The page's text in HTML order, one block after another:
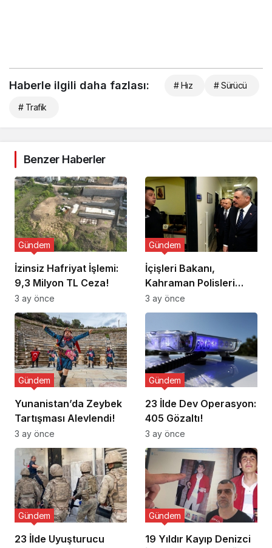
Haberle ilgili daha fazlası: # Hız # Sürücü
# Trafik
Benzer Haberler
İzinsiz Hafriyat İşlemi:
9,3 Milyon TL Ceza!
Gündem
3 ay önce
İçişleri Bakanı,
Kahraman Polisleri
Ziyaret Etti
Gündem
3 ay önce
Yunanistan’da Zeybek
Tartışması Alevlendi!
Gündem
3 ay önce
23 İlde Dev Operasyon:
405 Gözaltı!
Gündem
3 ay önce
23 İlde Uyuşturucu
Gündem
19 Yıldır Kayıp Denizci
Gündem